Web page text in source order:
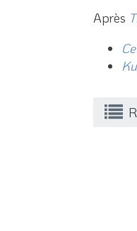
Après